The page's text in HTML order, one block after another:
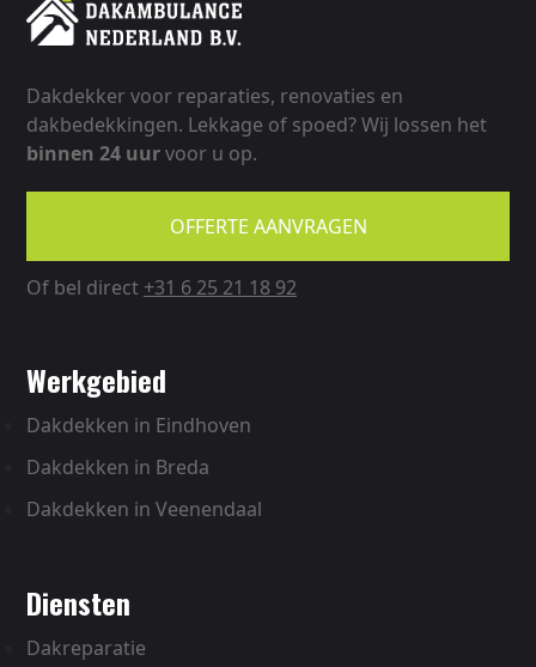
Dakdekker voor reparaties, renovaties en
dakbedekkingen. Lekkage of spoed? Wij lossen het
binnen 24 uurvoor u op.
OFFERTE AANVRAGEN
Of bel direct +31 6 25 21 18 92
werkgebied
Dakdekken in Eindhoven
Dakdekken in Breda
Dakdekken in Veenendaal
diensten
Dakreparatie